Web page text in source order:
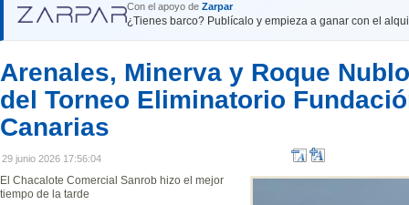
Con el apoyo de Zarpar
¿Tienes barco? Publícalo y empieza a ganar con el
Arenales, Minerva y Roque
del Torneo Eliminatorio
Canarias
29 junio 2026 17:56:04
El Chacalote Comercial Sanrob hizo el mejor
tiempo de la tarde